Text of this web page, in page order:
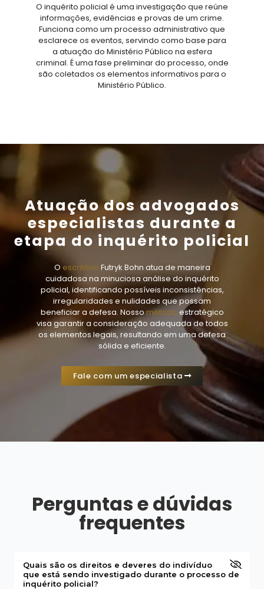
O inquérito policial é uma investigação que reúne
informações, evidências e provas de um crime.
Funciona como um processo administrativo que
esclarece os eventos, servindo como base para
a atuação do Ministério Público na esfera
criminal. É uma fase preliminar do processo, onde
são coletados os elementos informativos para o
Ministério Público.
Atuação dos advogados
especialistas durante a
etapa do inquérito policial
Oescritório Futryk Bohn atua de maneira
cuidadosa na minuciosa análise do inquérito
policial, identificando possíveis inconsistências,
irregularidades e nulidades que possam
beneficiar a defesa. Nossométodo estratégico
visa garantir a consideração adequada de todos
os elementos legais, resultando em uma defesa
sólida e eficiente.
Fale com um especialista
Perguntas e dúvidas
frequentes
Quais são os direitos e deveres do indivíduo
que está sendo investigado durante o processo de
inquérito policial?